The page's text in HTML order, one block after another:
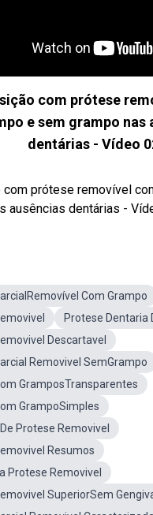
com prótese
e sem grampo nas
dentárias - Vídeo
com prótese removível
ausências dentárias -
Com Grampo
Protese Dentaria
Descartavel
Removivel SemGrampo
GramposTransparentes
GrampoSimples
Protese Removivel
Resumos
Protese Removivel
SuperiorSem